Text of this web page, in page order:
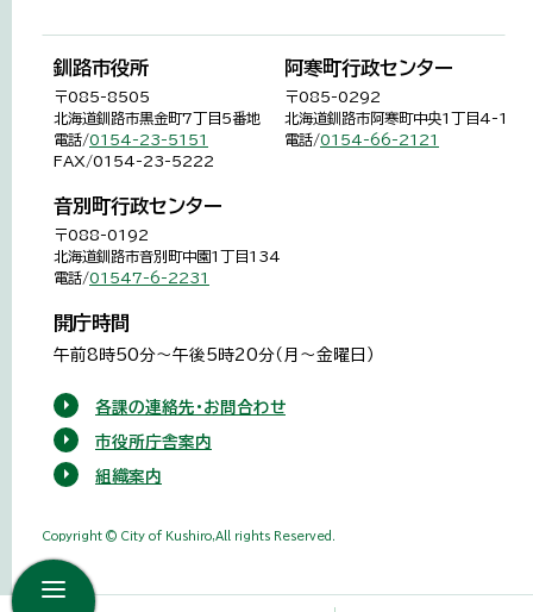
釧路市役所
〒085-8505
北海道釧路市黒金町7丁目5番地
電話/0154-23-5151
FAX/0154-23-5222
阿寒町行政センター
〒085-0292
北海道釧路市阿寒町中央1丁目4-1
電話/0154-66-2121
音別町行政センター
〒088-0192
北海道釧路市音別町中園1丁目134
電話/01547-6-2231
開庁時間
午前8時50分～午後5時20分（月～金曜日）
各課の連絡先・お問合わせ
市役所庁舎案内
組織案内
Copyright © City of Kushiro,All rights Reserved.